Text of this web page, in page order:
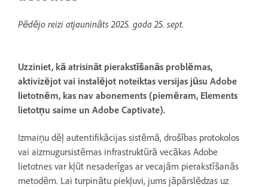
Pēdējo reizi atjaunināts2025. gada 25. sept.
Uzziniet, kā atrisināt pierakstīšanās problēmas,
aktivizējot vai instalējot noteiktas versijas jūsu Adobe
lietotnēm, kas nav abonements (piemēram, Elements
lietotņu saime un Adobe Captivate).
Izmaiņu dēļ autentifikācijas sistēmā, drošības protokolos
vai aizmugursistēmas infrastruktūrā vecākas Adobe
lietotnes var kļūt nesaderīgas ar vecajām pierakstīšanās
metodēm. Lai turpinātu piekļuvi, jums jāpārslēdzas uz